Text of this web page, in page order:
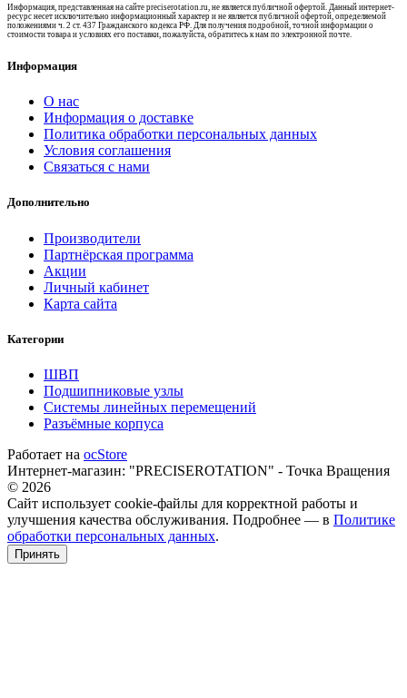
Информация, представленная на сайте preciserotation.ru, не является публичной офертой. Данный интернет-
ресурс несет исключительно информационный характер и не является публичной офертой, определяемой
положениями ч. 2 ст. 437 Гражданского кодекса РФ. Для получения подробной, точной информации о
стоимости товара и условиях его поставки, пожалуйста, обратитесь к нам по электронной почте.
Информация
О нас
Информация о доставке
Политика обработки персональных данных
Условия соглашения
Связаться с нами
Дополнительно
Производители
Партнёрская программа
Акции
Личный кабинет
Карта сайта
Категории
ШВП
Подшипниковые узлы
Системы линейных перемещений
Разъёмные корпуса
Работает на ocStore
Интернет-магазин: "PRECISEROTATION" - Точка Вращения
© 2026
Сайт использует cookie-файлы для корректной работы и
улучшения качества обслуживания. Подробнее — в Политике
обработки персональных данных.
Принять